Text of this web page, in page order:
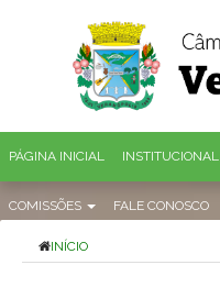
PÁGINA INICIAL INSTITUCIONAL
COMISSÕES FALE CONOSCO
INÍCIO